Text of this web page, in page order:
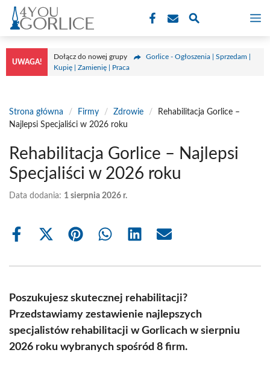
Przejdź
treści
UWAGA!
Dołącz do nowej grupy
Gorlice - Ogłoszenia | Sprzedam |
Kupię | Zamienię | Praca
Strona główna / Firmy / Zdrowie /
Rehabilitacja Gorlice –
Najlepsi Specjaliści w 2026 roku
Rehabilitacja Gorlice – Najlepsi
Specjaliści w 2026 roku
Data dodania: 1 sierpnia 2026 r.
Share
Share
(Twitter)
Share Share Share Share
Poszukujesz skutecznej rehabilitacji?
Przedstawiamy zestawienie najlepszych
specjalistów rehabilitacji w Gorlicach w sierpniu
2026 roku wybranych spośród 8 firm.